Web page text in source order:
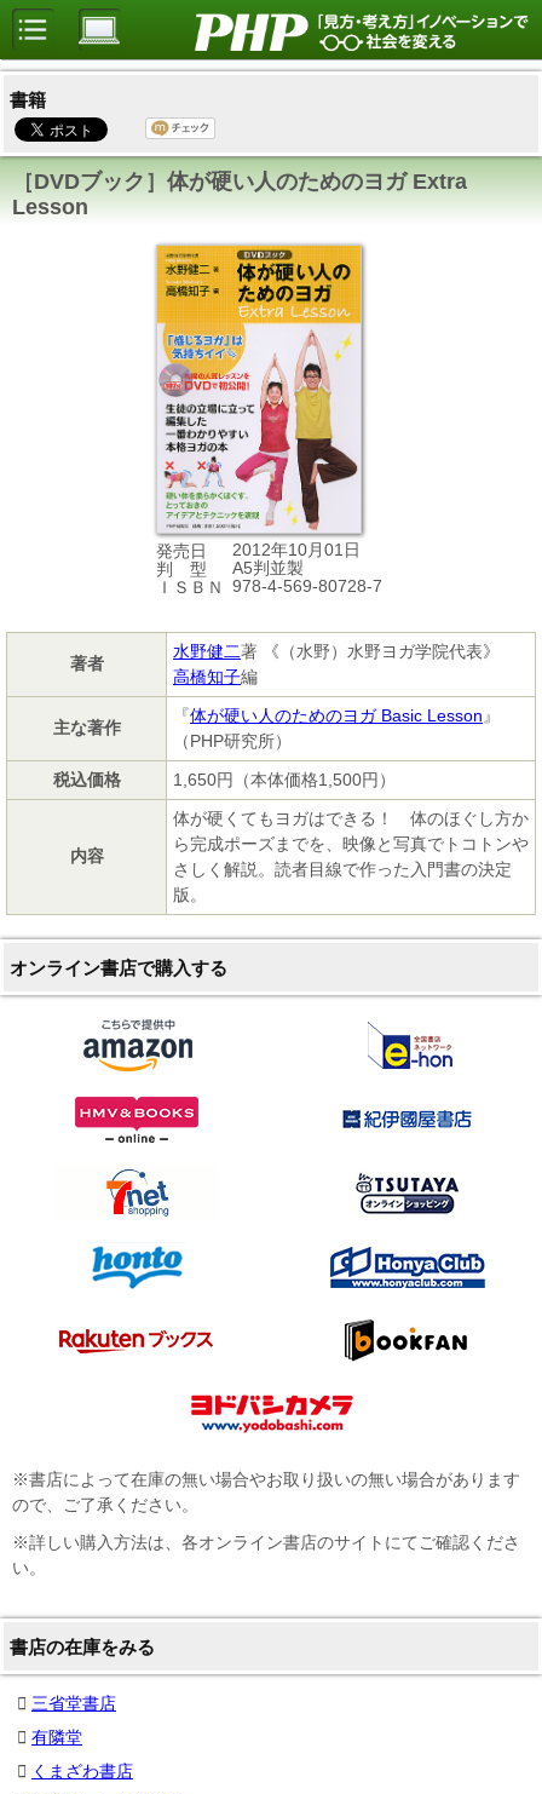
書籍
［DVDブック］体が硬い人のためのヨガ Extra
Lesson
発売日
2012年10月01日
判 型
A5判並製
ＩＳＢＮ
978-4-569-80728-7
著者
水野健二著 《（水野）水野ヨガ学院代表》
高橋知子編
主な著作
『体が硬い人のためのヨガ Basic Lesson』
（PHP研究所）
税込価格
1,650円（本体価格1,500円）
内容
体が硬くてもヨガはできる！ 体のほぐし方か
ら完成ポーズまでを、映像と写真でトコトンや
さしく解説。読者目線で作った入門書の決定
版。
オンライン書店で購入する
※書店によって在庫の無い場合やお取り扱いの無い場合があります
ので、ご了承ください。
※詳しい購入方法は、各オンライン書店のサイトにてご確認くださ
い。
書店の在庫をみる
三省堂書店
有隣堂
くまざわ書店